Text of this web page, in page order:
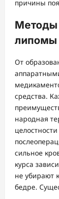
Методы
липомы
От
средства.
народная
сильное
курса
не убирают
бедре.